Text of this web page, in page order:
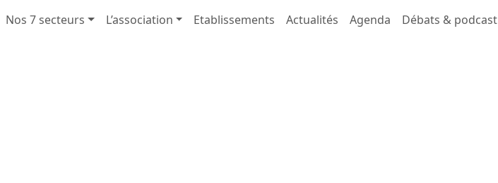
Nos 7 secteurs L’association Etablissements Actualités Agenda Débats & podcast